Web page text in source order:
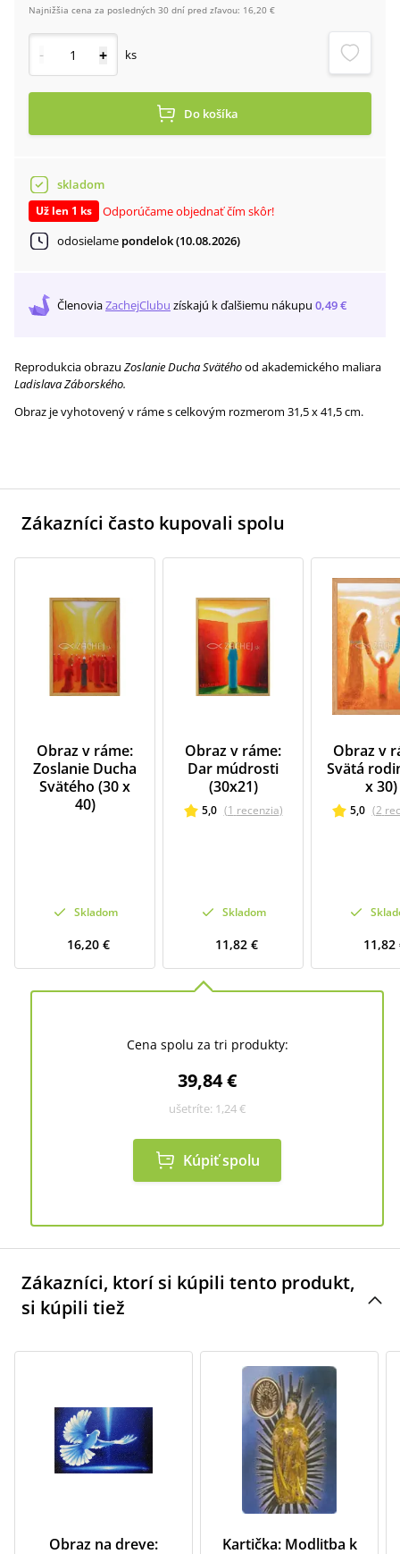
Najnižšia cena za posledných 30 dní pred zľavou: 16,20 €
- + ks
Do košíka
skladom
Už len 1 ks
Odporúčame objednať čím skôr!
odosielame pondelok (10.08.2026)
ČlenoviaZachejClubu získajú k ďalšiemu nákupu 0,49 €
Reprodukcia obrazu Zoslanie Ducha Svätéhood akademického maliara
Ladislava Záborského.
Obraz je vyhotovený v ráme s celkovým rozmerom 31,5 x 41,5 cm.
Zákazníci často kupovali spolu
Obraz v ráme:
Zoslanie Ducha
Svätého (30 x
40)
Skladom
16,20 €
Obraz v ráme:
Dar múdrosti
(30x21)
5,0 (1 recenzia)
Skladom
11,82 €
Obraz v
Svätá
x 30)
5,0 (2
11,82
Cena spolu za tri produkty:
39,84 €
ušetríte: 1,24 €
Kúpiť spolu
Zákazníci, ktorí si kúpili tento produkt,
si kúpili tiež
Obraz na dreve:
Kartička: Modlitba k